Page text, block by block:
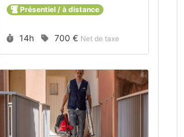
Présentiel / à distance
Durée :
14h Prix :
700 € Net de taxe